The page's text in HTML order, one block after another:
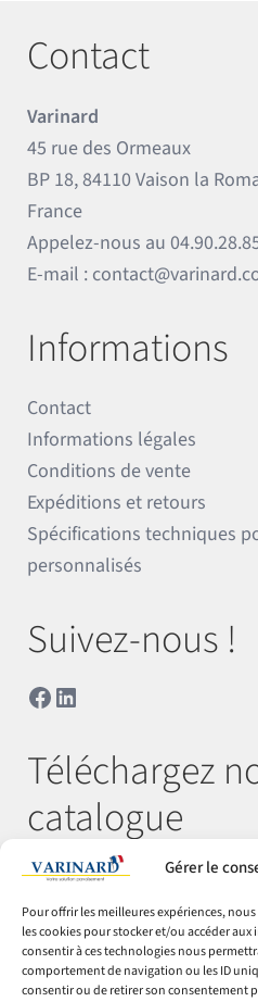
Gérer le
Pour offrir les meilleures expériences,
les cookies pour stocker et/ou accéder
consentir à ces technologies nous
comportement de navigation ou les ID
consentir ou de retirer son consentement
Contact
Varinard
45 rue des Ormeaux
BP 18, 84110 Vaison la
France
Appelez-nous au
E-mail :
Informations
Contact
Informations légales
Conditions de vente
Expéditions et retours
Spécifications techniques
personnalisés
Suivez-nous !
Facebook
LinkedIn
Téléchargez
catalogue
© Varinard 2026